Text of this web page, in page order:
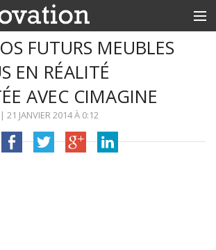
FUTURS MEUBLES
EN RÉALITÉ
AVEC CIMAGINE
| 21 JANVIER 2014À 0:12